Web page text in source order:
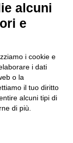
pacchi nelle
| Genova
alcuni
e
i cookie e
i dati
o la
il tuo diritto
alcuni tipi di
di più.